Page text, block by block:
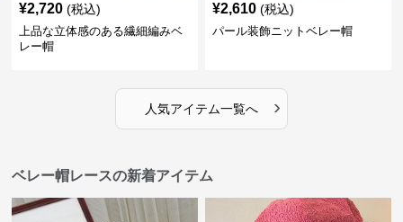
¥2,720 (税込)
上品な立体感のある繊細編みベ
レー帽
¥2,610 (税込)
パール装飾ニットベレー帽
人気アイテム一覧へ ›
ベレー帽レースの新着アイテム